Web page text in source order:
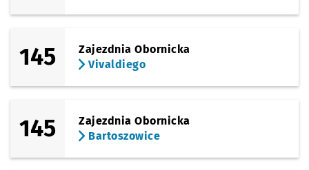
145
Zajezdnia Obornicka
Vivaldiego
145
Zajezdnia Obornicka
Bartoszowice